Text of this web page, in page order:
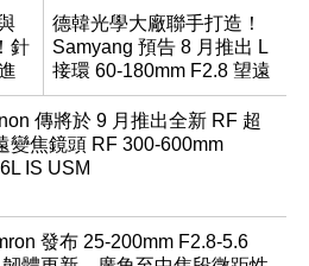
針
德韓光學大廠聯手打造！
Samyang 預告 8 月推出 L
接環 60-180mm F2.8 望遠
變焦鏡
傳將於 9 月推出全新 RF 超
變焦鏡頭 RF 300-600mm
IS USM
發布 25-200mm F2.8-5.6